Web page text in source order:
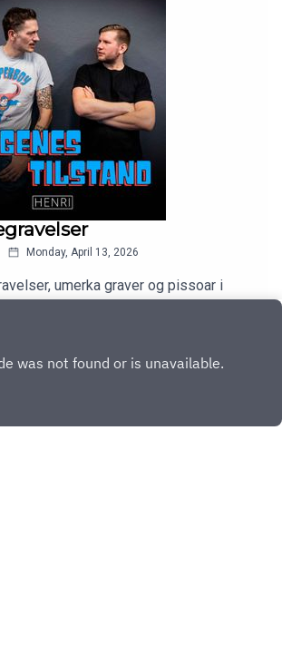
Monday, April 13, 2026
umerka graver og pissoar i